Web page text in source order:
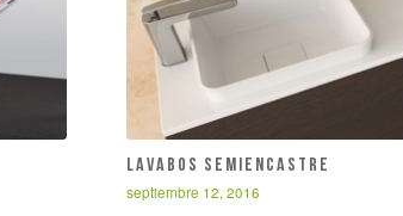
Lavabos semiencastre
septiembre 12, 2016